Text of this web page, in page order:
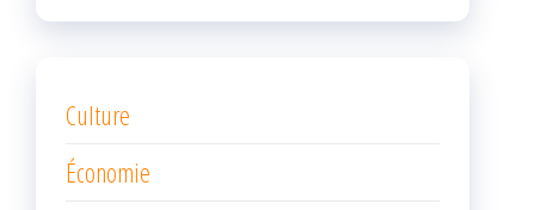
Culture
Économie